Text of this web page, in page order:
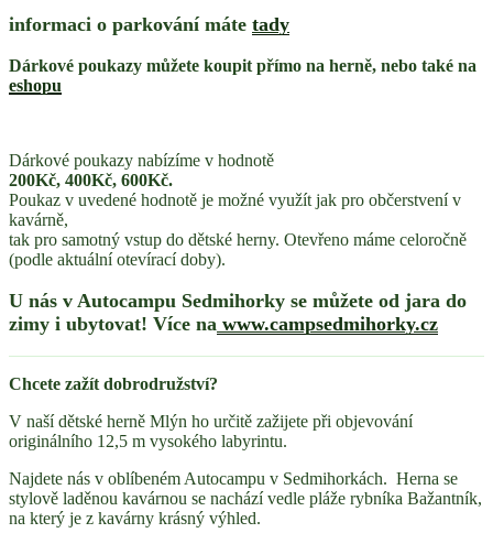
informaci o parkování máte tady
Dárkové poukazy můžete koupit přímo na herně, nebo také na
eshopu
Dárkové poukazy nabízíme v hodnotě
200Kč, 400Kč, 600Kč.
Poukaz v uvedené hodnotě je možné využít jak pro občerstvení v
kavárně,
tak pro samotný vstup do dětské herny. Otevřeno máme celoročně
(podle aktuální otevírací doby).
U nás v Autocampu Sedmihorky se můžete od jara do
zimy i ubytovat! Více na www.campsedmihorky.cz
Chcete zažít dobrodružství?
V naší dětské herně Mlýn ho určitě zažijete při objevování
originálního 12,5 m vysokého labyrintu.
Najdete nás v oblíbeném Autocampu v Sedmihorkách. Herna se
stylově laděnou kavárnou se nachází vedle pláže rybníka Bažantník,
na který je z kavárny krásný výhled.